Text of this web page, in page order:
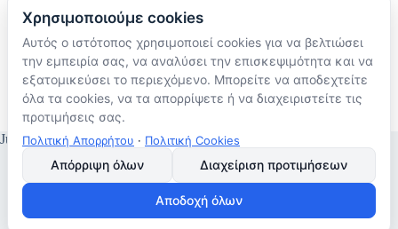
Ακολουθήστε μας
TikTok
Instagram
Facebook
JustMyHome © Copyright 2026
Χρησιμοποιούμε cookies
Αυτός ο ιστότοπος χρησιμοποιεί cookies για να βελτιώσει
την εμπειρία σας, να αναλύσει την επισκεψιμότητα και να
εξατομικεύσει το περιεχόμενο. Μπορείτε να αποδεχτείτε
όλα τα cookies, να τα απορρίψετε ή να διαχειριστείτε τις
προτιμήσεις σας.
Πολιτική Απορρήτου · Πολιτική Cookies
Απόρριψη όλων Διαχείριση προτιμήσεων
Αποδοχή όλων